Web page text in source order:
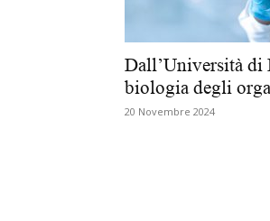
Dall’Università di
biologia degli
20 Novembre 2024